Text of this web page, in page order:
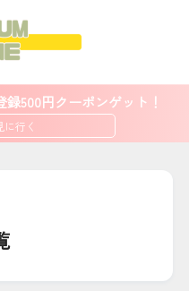
録500円クーポンゲット！